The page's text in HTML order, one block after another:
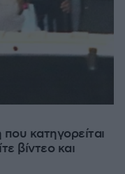
κατηγορείται
βίντεο και